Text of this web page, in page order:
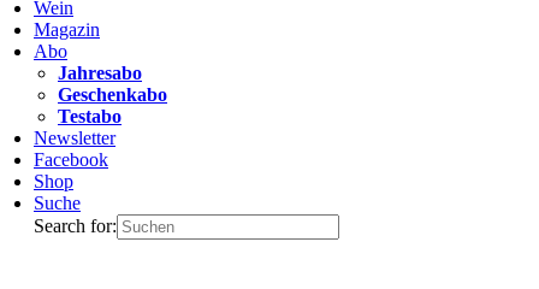
Wein
Magazin
Abo
Jahresabo
Geschenkabo
Testabo
Newsletter
Facebook
Shop
Suche
Search for: